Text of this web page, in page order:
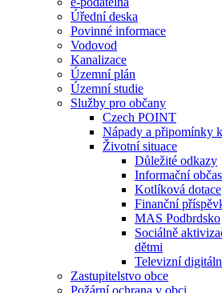
Úřední deska
Povinné informace
Vodovod
Kanalizace
Územní plán
Územní studie
Služby pro občany
Czech POINT
Nápady a připomínky
Životní situace
Důležité odkazy
Informační
Kotlíková dotace
Finanční
MAS Podbrdsko
Sociálně
dětmi
Televizní
Zastupitelstvo obce
Požární ochrana v obci